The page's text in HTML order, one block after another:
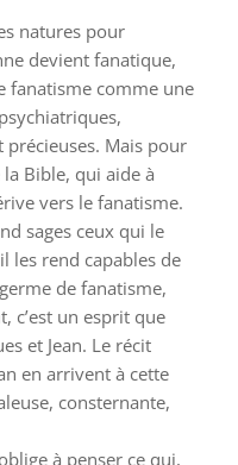
natures pour
devient fanatique,
fanatisme comme une
Mais pour
Bible, qui aide à
vers le fanatisme.
sages ceux qui le
les rend capables de
de fanatisme,
c’est un esprit que
et Jean. Le récit
en arrivent à cette
consternante,
à penser ce qui,